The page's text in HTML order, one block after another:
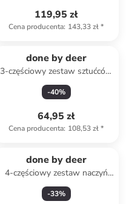
119,95 zł
Cena producenta: 143,33 zł*
done by deer
3-częściowy zestaw sztućców
"Deer friends" w kolorze
musztardowym
-40%
64,95 zł
Cena producenta: 108,53 zł*
done by deer
4-częściowy zestaw naczyń
"Celebration Powder" w
kolorze różowym dla dzieci
-33%